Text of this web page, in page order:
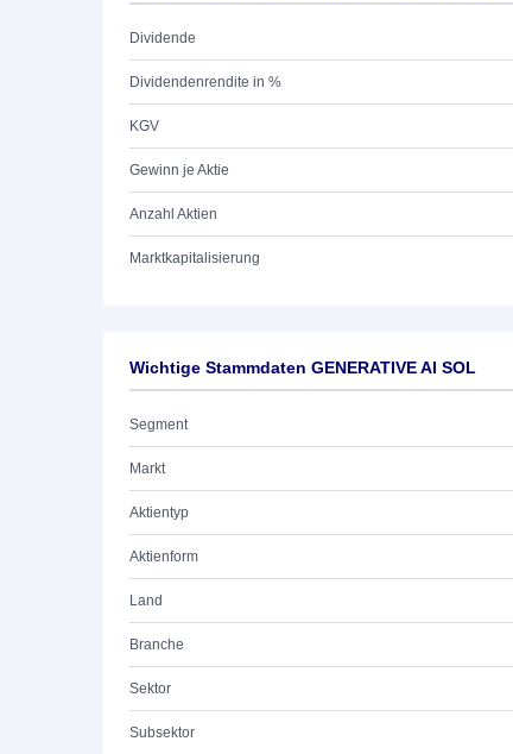
Dividende
Dividendenrendite in %
KGV
Gewinn je Aktie
Anzahl Aktien
Marktkapitalisierung
Wichtige Stammdaten GENERATIVE AI SOL
Segment
Markt
Aktientyp
Aktienform
Land
Branche
Sektor
Subsektor